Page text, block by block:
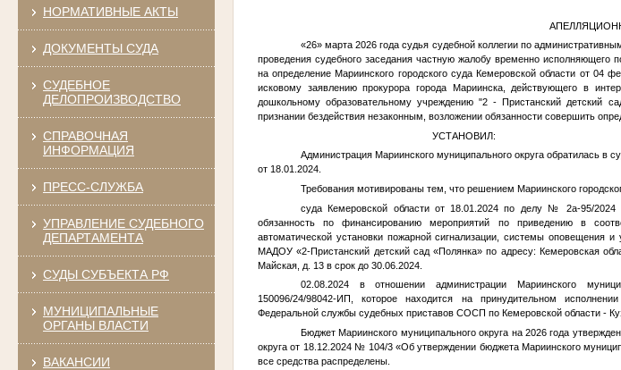
НОРМАТИВНЫЕ АКТЫ
ДОКУМЕНТЫ СУДА
СУДЕБНОЕ
ДЕЛОПРОИЗВОДСТВО
СПРАВОЧНАЯ
ИНФОРМАЦИЯ
ПРЕСС-СЛУЖБА
УПРАВЛЕНИЕ СУДЕБНОГО
ДЕПАРТАМЕНТА
СУДЫ СУБЪЕКТА РФ
МУНИЦИПАЛЬНЫЕ
ОРГАНЫ ВЛАСТИ
ВАКАНСИИ
«26» марта 2026 года судья судебной коллегии по
проведения судебного заседания частную жалобу временно исполняющего
на определение Мариинского городского суда Кемеровской области от 04
исковому заявлению прокурора города Мариинска, действующего в
дошкольному образовательному учреждению "2 - Пристанский детский
признании бездействия незаконным, возложении обязанности совершить
УСТАНОВИЛ:
Администрация Мариинского муниципального округа обратилась в
от 18.01.2024.
Требования мотивированы тем, что решением Мариинского
суда Кемеровской области от 18.01.2024 по делу № 2а-95/2024
обязанность по финансированию мероприятий по приведению в
автоматической установки пожарной сигнализации, системы оповещения
МАДОУ «2-Пристанский детский сад «Полянка» по адресу: Кемеровская
Майская, д. 13 в срок до 30.06.2024.
02.08.2024 в отношении администрации Мариинского
150096/24/98042-ИП, которое находится на принудительном
Федеральной службы судебных приставов СОСП по Кемеровской области -
Бюджет Мариинского муниципального округа на 2026 года
округа от 18.12.2024 № 104/3 «Об утверждении бюджета Мариинского
все средства распределены.